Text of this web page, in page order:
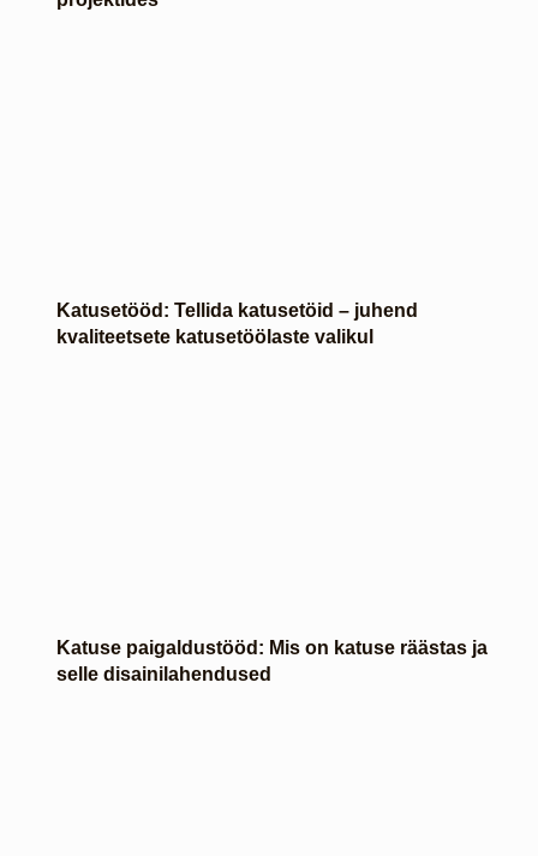
Katusetööd: Tellida katusetöid – juhend
kvaliteetsete katusetöölaste valikul
Katuse paigaldustööd: Mis on katuse räästas ja
selle disainilahendused